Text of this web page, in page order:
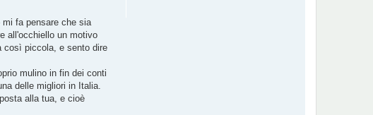
fa pensare che sia
all'occhiello un motivo
così piccola, e sento dire
mulino in fin dei conti
delle migliori in Italia.
alla tua, e cioè